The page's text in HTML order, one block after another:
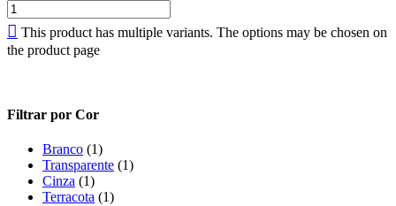
This product has multiple variants. The options may be chosen on
the product page
Filtrar por Cor
Branco (1)
Transparente (1)
Cinza (1)
Terracota (1)